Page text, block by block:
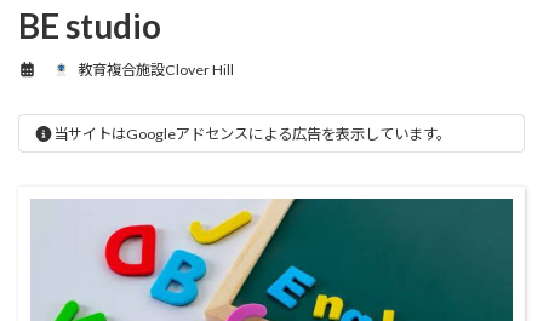
BE studio
教育複合施設Clover Hill
当サイトはGoogleアドセンスによる広告を表示しています。